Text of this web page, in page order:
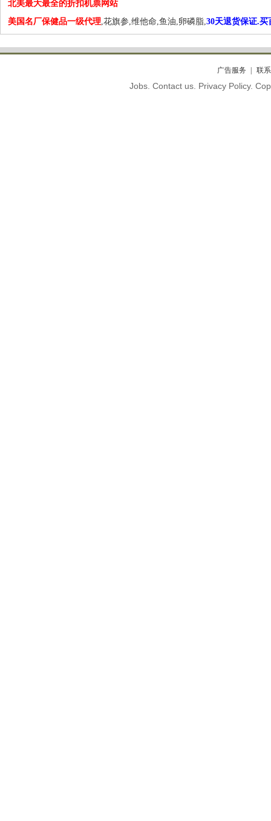
北美最大最全的折扣机票网站
美国名厂保健品一级代理,花旗参,维他命,鱼油,卵磷脂,30天退货保证.买
广告服务 联
Jobs. Contact us. Privacy Policy.